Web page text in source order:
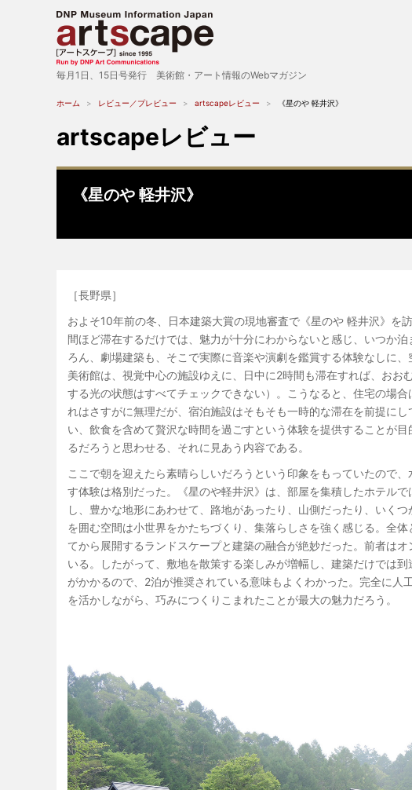
ホーム レビュー／プレビュー artscapeレビュー 《星のや 軽井沢》
artscapeレビュー
《星のや 軽井沢》
［長野県］
およそ10年前の冬、日本建築大賞の現地審査で《星のや 軽井沢》を
間ほど滞在するだけでは、魅力が十分にわからないと感じ、いつか
ろん、劇場建築も、そこで実際に音楽や演劇を鑑賞する体験なしに
美術館は、視覚中心の施設ゆえに、日中に2時間も滞在すれば、おお
する光の状態はすべてチェックできない）。こうなると、住宅の場
れはさすがに無理だが、宿泊施設はそもそも一時的な滞在を前提に
い、飲食を含めて贅沢な時間を過ごすという体験を提供することが
るだろうと思わせる、それに見あう内容である。
ここで朝を迎えたら素晴らしいだろうという印象をもっていたので
す体験は格別だった。《星のや軽井沢》は、部屋を集積したホテル
し、豊かな地形にあわせて、路地があったり、山側だったり、いく
を囲む空間は小世界をかたちづくり、集落らしさを強く感じる。全
てから展開するランドスケープと建築の融合が絶妙だった。前者は
いる。したがって、敷地を散策する楽しみが増幅し、建築だけでは
がかかるので、2泊が推奨されている意味もよくわかった。完全に人
を活かしながら、巧みにつくりこまれたことが最大の魅力だろう。
毎月1日、15日号発行 美術館・アート情報のWebマガジン